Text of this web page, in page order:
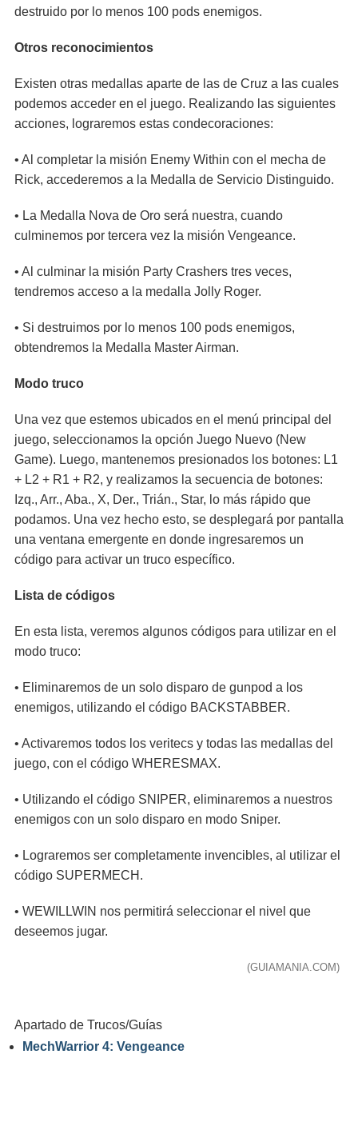
destruido por lo menos 100 pods enemigos.
Otros reconocimientos
Existen otras medallas aparte de las de Cruz a las cuales
podemos acceder en el juego. Realizando las siguientes
acciones, lograremos estas condecoraciones:
• Al completar la misión Enemy Within con el mecha de
Rick, accederemos a la Medalla de Servicio Distinguido.
• La Medalla Nova de Oro será nuestra, cuando
culminemos por tercera vez la misión Vengeance.
• Al culminar la misión Party Crashers tres veces,
tendremos acceso a la medalla Jolly Roger.
• Si destruimos por lo menos 100 pods enemigos,
obtendremos la Medalla Master Airman.
Modo truco
Una vez que estemos ubicados en el menú principal del
juego, seleccionamos la opción Juego Nuevo (New
Game). Luego, mantenemos presionados los botones: L1
+ L2 + R1 + R2, y realizamos la secuencia de botones:
Izq., Arr., Aba., X, Der., Trián., Star, lo más rápido que
podamos. Una vez hecho esto, se desplegará por pantalla
una ventana emergente en donde ingresaremos un
código para activar un truco específico.
Lista de códigos
En esta lista, veremos algunos códigos para utilizar en el
modo truco:
• Eliminaremos de un solo disparo de gunpod a los
enemigos, utilizando el código BACKSTABBER.
• Activaremos todos los veritecs y todas las medallas del
juego, con el código WHERESMAX.
• Utilizando el código SNIPER, eliminaremos a nuestros
enemigos con un solo disparo en modo Sniper.
• Lograremos ser completamente invencibles, al utilizar el
código SUPERMECH.
• WEWILLWIN nos permitirá seleccionar el nivel que
deseemos jugar.
(GUIAMANIA.COM)
Apartado de Trucos/Guías
MechWarrior 4: Vengeance